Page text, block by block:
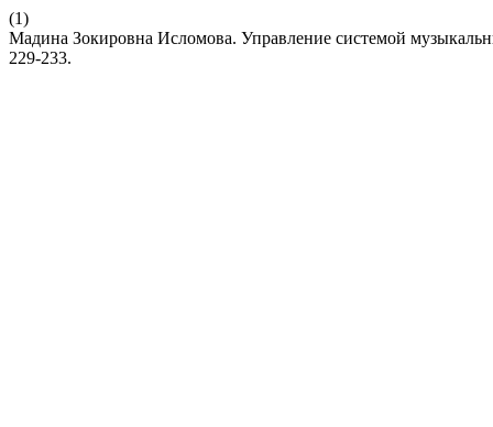
(1)
Мадина Зокировна Исломова. Управление системой
229-233.